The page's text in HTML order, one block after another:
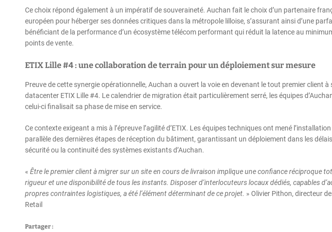
Ce choix répond également à un impératif de souveraineté. Auchan fait le choix d’un partenaire
européen pour héberger ses données critiques dans la métropole lilloise, s’assurant ainsi d’une
bénéficiant de la performance d’un écosystème télécom performant qui réduit la latence au
points de vente.
ETIX Lille #4 : une collaboration de terrain pour un déploiement sur mesure
Preuve de cette synergie opérationnelle, Auchan a ouvert la voie en devenant le tout premier client à
datacenter ETIX Lille #4. Le calendrier de migration était particulièrement serré, les équipes
celui-ci finalisait sa phase de mise en service.
Ce contexte exigeant a mis à l’épreuve l’agilité d’ETIX. Les équipes techniques ont mené
parallèle des dernières étapes de réception du bâtiment, garantissant un déploiement dans les
sécurité ou la continuité des systèmes existants d’Auchan.
« Être le premier client à migrer sur un site en cours de livraison implique une confiance réciproque
rigueur et une disponibilité de tous les instants. Disposer d’interlocuteurs locaux dédiés, capables
propres contraintes logistiques, a été l’élément déterminant de ce projet. » Olivier Pithon, directeur
Retail
Partager :